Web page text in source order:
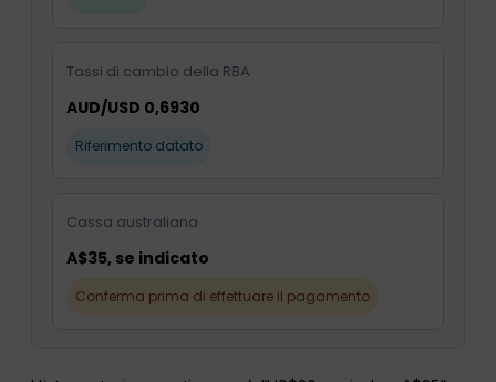
Tassi di cambio della RBA
AUD/USD 0,6930
Riferimento datato
Cassa australiana
A$35, se indicato
Conferma prima di effettuare il pagamento